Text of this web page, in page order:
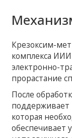
Крезоксим-
комплекса
электронно-
прорастание
После
поддерживает
которая
обеспечивает